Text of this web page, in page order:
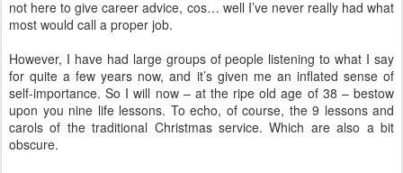
not here to give career advice, cos… well I’ve never really had what
most would call a proper job.
However, I have had large groups of people listening to what I say
for quite a few years now, and it’s given me an inflated sense of
self-importance. So I will now – at the ripe old age of 38 – bestow
upon you nine life lessons. To echo, of course, the 9 lessons and
carols of the traditional Christmas service. Which are also a bit
obscure.